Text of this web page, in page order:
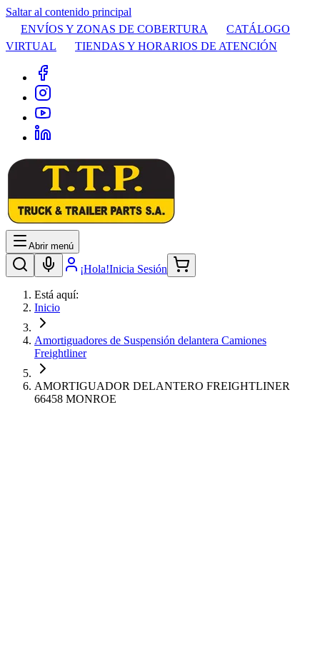
Saltar al contenido principal
ENVÍOS Y ZONAS DE COBERTURA
CATÁLOGO
VIRTUAL
TIENDAS Y HORARIOS DE ATENCIÓN
Abrir menú
¡Hola!Inicia Sesión
Está aquí:
Inicio
Amortiguadores de Suspensión delantera Camiones
Freightliner
AMORTIGUADOR DELANTERO FREIGHTLINER
66458 MONROE